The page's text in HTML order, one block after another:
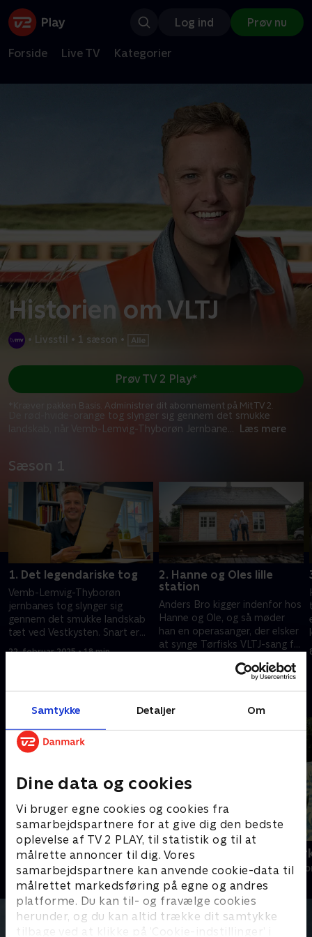
Samtykke Detaljer Om
Dine data og cookies
Vi bruger egne cookies og cookies fra
samarbejdspartnere for at give dig den bedste
oplevelse af TV 2 PLAY, til statistik og til at
målrette annoncer til dig. Vores
samarbejdspartnere kan anvende cookie-data til
målrettet markedsføring på egne og andres
platforme. Du kan til- og fravælge cookies
herunder, og du kan altid trække dit samtykke
tilbage ved at klikke på ’Cookie-indstillinger’ i
Log ind Prøv nu
Forside Live TV Kategorier
Historien om VLTJ
• Livsstil • 1 sæson •
De rød-hvide-orange tog slynger sig gennem det smukke
landskab, når Vemb-Lemvig-Thyborøn Jernbane... Læs mere
Prøv TV 2 Play*
*Kræver pakken Basis. Administrer dit abonnement på Mit TV 2.
Sæson 1
1. Det legendariske tog
Vemb-Lemvig-Thyborøn
jernbanes tog slynger sig
gennem det smukke landskab
tæt ved Vestkysten. Snart er
22. februar 2025 • 18 min
2. Hanne og Oles lille
station
Anders Bro kigger indenfor hos
Hanne og Ole, og så møder
han en operasanger, der elsker
at synge Tørfisks VLTJ-sang for
1. marts 2025 • 19 min
Sæt pris på Danmark - julespecial
Livsstil • 6 sæsoner
Mit
Livsstil • 1